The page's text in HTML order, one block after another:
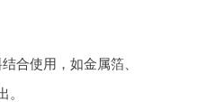
合使用，如金属箔、
。